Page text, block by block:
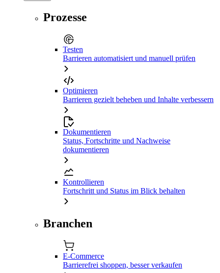
Prozesse
Testen
Barrieren automatisiert und manuell prüfen
Optimieren
Barrieren gezielt beheben und Inhalte verbessern
Dokumentieren
Status, Fortschritte und Nachweise
dokumentieren
Kontrollieren
Fortschritt und Status im Blick behalten
Branchen
E-Commerce
Barrierefrei shoppen, besser verkaufen